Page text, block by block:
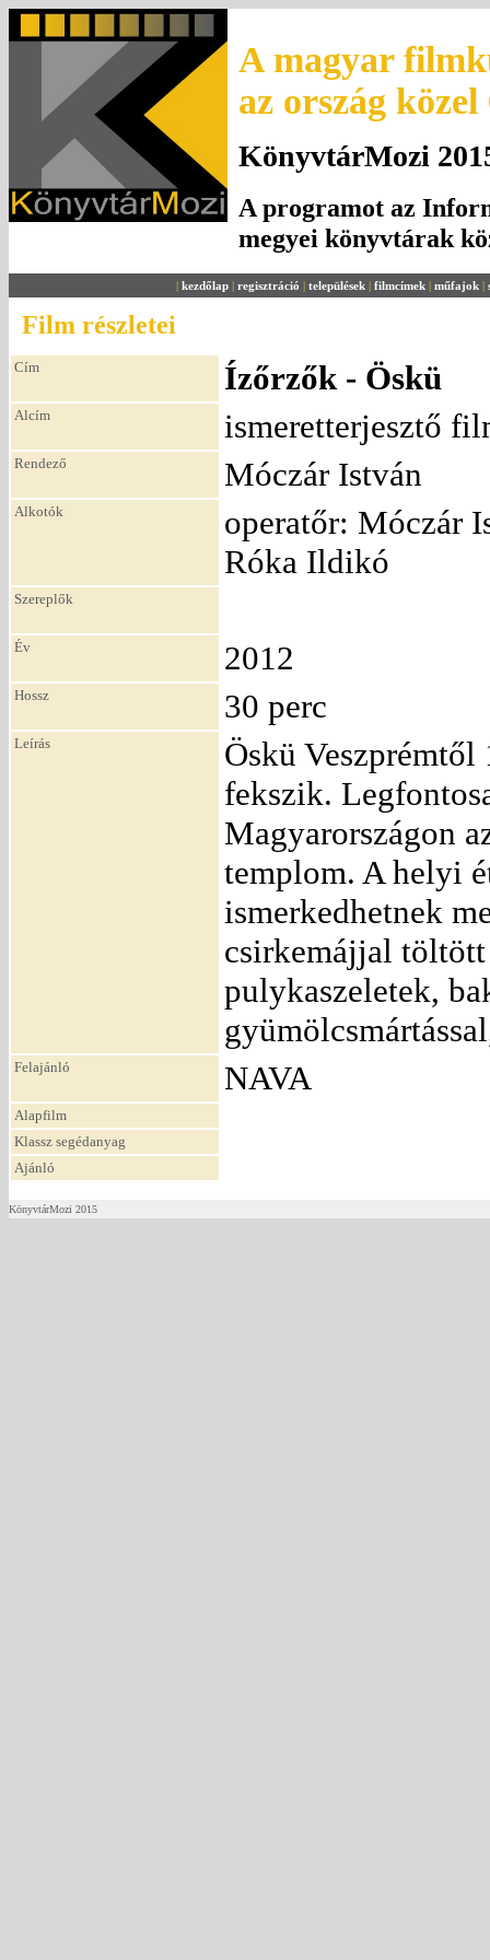
A magyar
az ország
KönyvtárMozi
A programot az
megyei könyvtárak
| kezdőlap | regisztráció | települések | filmcímek | műfajok |
Film részletei
Cím Ízőrzők - Öskü
Alcím ismeretterjesztő
Rendező Móczár István
Alkotók
operatőr: Móczár
Róka Ildikó
Szereplők
Év 2012
Hossz 30 perc
Leírás
Öskü
fekszik.
Magyarországon
templom. A helyi
ismerkedhetnek
csirkemájjal töltött
pulykaszeletek,
Felajánló NAVA
Alapfilm
Klassz segédanyag
Ajánló
KönyvtárMozi 2015